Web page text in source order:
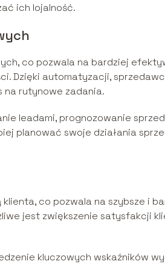
ich lojalność.
co pozwala na bardziej
Dzięki automatyzacji,
na rutynowe zadania.
leadami, prognozowanie
planować swoje działania
klienta, co pozwala na szybsze i
jest zwiększenie satysfakcji
kluczowych wskaźników